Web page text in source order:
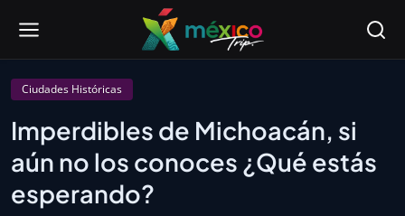
Ciudades Históricas
Imperdibles de Michoacán, si
aún no los conoces ¿Qué estás
esperando?